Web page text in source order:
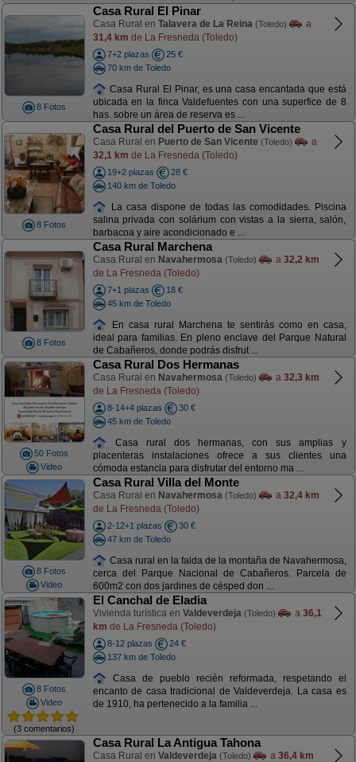
8 Fotos
Casa Rural El Pinar
Casa Rural en Talavera de La Reina (Toledo)
a
31,4 km de La Fresneda (Toledo)
7+2 plazas
25 €
70 km de Toledo
Casa Rural El Pinar, es una casa encantada que está
ubicada en la finca Valdefuentes con una superfice de 8
has. sobre un área de reserva es ...
8 Fotos
Casa Rural del Puerto de San Vicente
Casa Rural en Puerto de San Vicente (Toledo)
a
32,1 km de La Fresneda (Toledo)
19+2 plazas
28 €
140 km de Toledo
La casa dispone de todas las comodidades. Piscina
salina privada con solárium con vistas a la sierra, salón,
barbacoa y aire acondicionado e ...
8 Fotos
Casa Rural Marchena
Casa Rural en Navahermosa (Toledo) a 32,2 km
de La Fresneda (Toledo)
7+1 plazas
18 €
45 km de Toledo
En casa rural Marchena te sentirás como en casa,
ideal para familias. En pleno enclave del Parque Natural
de Cabañeros, donde podrás disfrut ...
50 Fotos
Video
Casa Rural Dos Hermanas
Casa Rural en Navahermosa (Toledo) a 32,3 km
de La Fresneda (Toledo)
8-14+4 plazas
30 €
45 km de Toledo
Casa rural dos hermanas, con sus amplias y
placenteras instalaciones ofrece a sus clientes una
cómoda estancia para disfrutar del entorno ma ...
8 Fotos
Video
Casa Rural Villa del Monte
Casa Rural en Navahermosa (Toledo) a 32,4 km
de La Fresneda (Toledo)
2-12+1 plazas
30 €
47 km de Toledo
Casa rural en la falda de la montaña de Navahermosa,
cerca del Parque Nacional de Cabañeros. Parcela de
600m2 con dos jardines de césped don ...
8 Fotos
Video
(3 comentarios)
El Canchal de Eladia
Vivienda turística en Valdeverdeja (Toledo) a 36,1
km de La Fresneda (Toledo)
8-12 plazas
24 €
137 km de Toledo
Casa de pueblo recién reformada, respetando el
encanto de casa tradicional de Valdeverdeja. La casa es
de 1910, ha pertenecido a la familia ...
Casa Rural La Antigua Tahona
Casa Rural en Valdeverdeja (Toledo) a 36,4 km